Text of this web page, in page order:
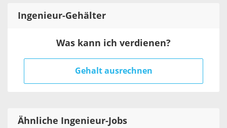
Ingenieur-Gehälter
Was kann ich verdienen?
Gehalt ausrechnen
Ähnliche Ingenieur-Jobs